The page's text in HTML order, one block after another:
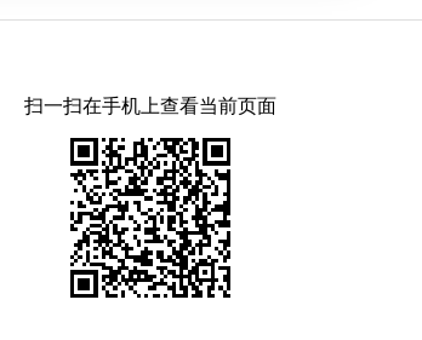
扫一扫在手机上查看当前页面